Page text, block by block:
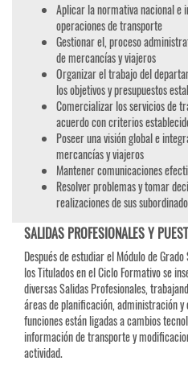
Aplicar la normativa nacional e
operaciones de transporte
Gestionar el, proceso
de mercancías y viajeros
Organizar el trabajo del
los objetivos y presupuestos
Comercializar los servicios de
acuerdo con criterios
Poseer una visión global e
mercancías y viajeros
Mantener comunicaciones
Resolver problemas y tomar
realizaciones de sus
SALIDAS PROFESIONALES Y
Después de estudiar el Módulo de
los Titulados en el Ciclo Formativo se
diversas Salidas Profesionales,
áreas de planificación, administración
funciones están ligadas a cambios
información de transporte y
actividad.